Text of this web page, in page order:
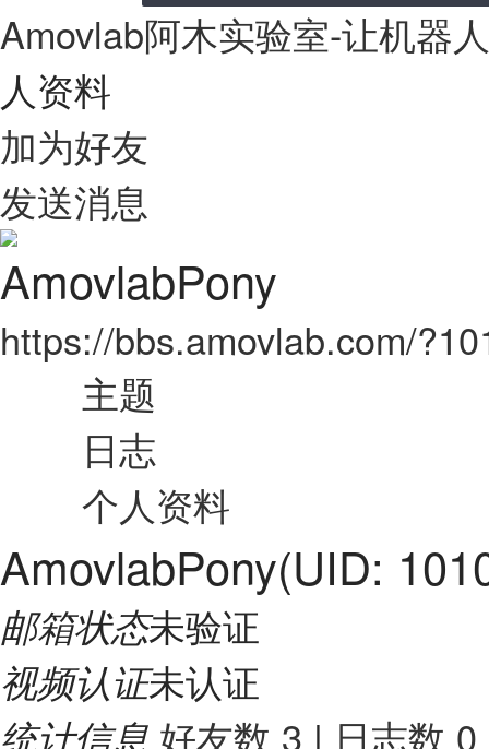
Amovlab阿木实验室-让机器
人资料
加为好友
发送消息
AmovlabPony
https://bbs.amovlab.com/
主题
日志
个人资料
AmovlabPony(UID:
邮箱状态未验证
视频认证未认证
统计信息 好友数 3 | 日志数 0